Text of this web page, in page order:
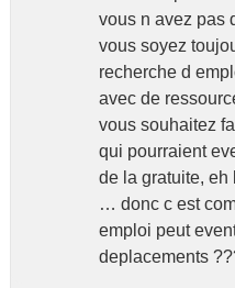
vous n avez pas
vous soyez
recherche d
avec de
vous souhaitez
qui pourraient
de la gratuite, eh
… donc c est
emploi peut
deplacements